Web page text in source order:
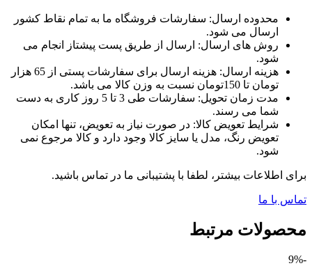
محدوده ارسال: سفارشات فروشگاه ما به تمام نقاط کشور
ارسال می شود.
روش های ارسال: ارسال از طریق پست پیشتاز انجام می
شود.
هزینه ارسال: هزینه ارسال برای سفارشات پستی از 65 هزار
تومان تا 150تومان نسبت به وزن کالا می باشد.
مدت زمان تحویل: سفارشات طی 3 تا 5 روز کاری به دست
شما می رسند.
شرایط تعویض کالا: در صورت نیاز به تعویض، تنها امکان
تعویض رنگ، مدل یا سایز کالا وجود دارد و کالا مرجوع نمی
شود.
برای اطلاعات بیشتر، لطفا با پشتیبانی ما در تماس باشید.
تماس با ما
محصولات مرتبط
-9%